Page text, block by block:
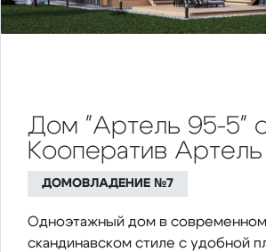
Дом "Артель 95-5"
Кооператив
ДОМОВЛАДЕНИЕ №7
Одноэтажный дом в современном
скандинавском стиле с удобной